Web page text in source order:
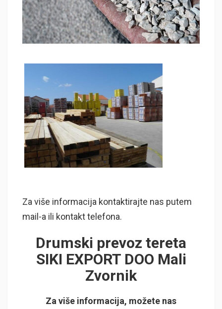
Za više informacija kontaktirajte nas putem
mail-a ili kontakt telefona.
Drumski prevoz tereta
SIKI EXPORT DOO Mali
Zvornik
Za više informacija, možete nas